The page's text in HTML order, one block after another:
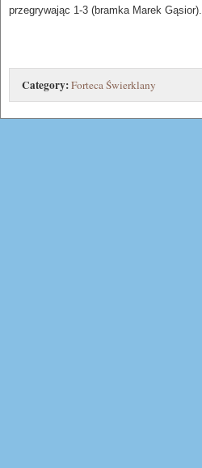
przegrywając 1-3 (bramka Marek Gąsior).
Category:Forteca Świerklany